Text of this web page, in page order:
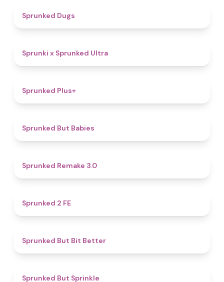
Sprunked Dugs
Sprunki x Sprunked Ultra
Sprunked Plus+
Sprunked But Babies
Sprunked Remake 3.0
Sprunked 2 FE
Sprunked But Bit Better
Sprunked But Sprinkle